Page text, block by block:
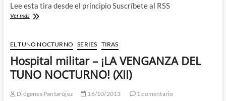
Lee esta tira desde el principio Suscríbete al RSS
Ver másVisita
oficina
–
¡LA
VENGANZA
DEL
NOCTURNO!
EL TUNO NOCTURNO SERIES TIRAS
Hospital militar – ¡LA VENGANZA DEL
TUNO NOCTURNO! (XII)
Diógenes Pantarújez 16/10/2013
1 comentario